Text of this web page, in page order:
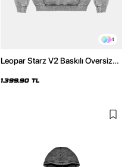
4
Leopar Starz V2 Baskılı Oversize
Hoodie
1.399,90 TL